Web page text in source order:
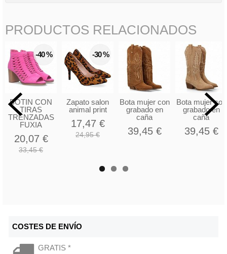
COSTES DE ENVÍO
GRATIS *
PRODUCTOS RELACIONADOS
-40 %
BOTIN CON
TIRAS
TRENZADAS
FUXIA
20,07 €
33,45 €
-30 %
Zapato salon
animal print
17,47 €
24,95 €
Bota mujer con
grabado en
caña
39,45 €
Bota mujer con
grabado en
caña
39,45 €